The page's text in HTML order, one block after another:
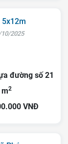
5x12m
10/2025
đường số 21
m2
VNĐ